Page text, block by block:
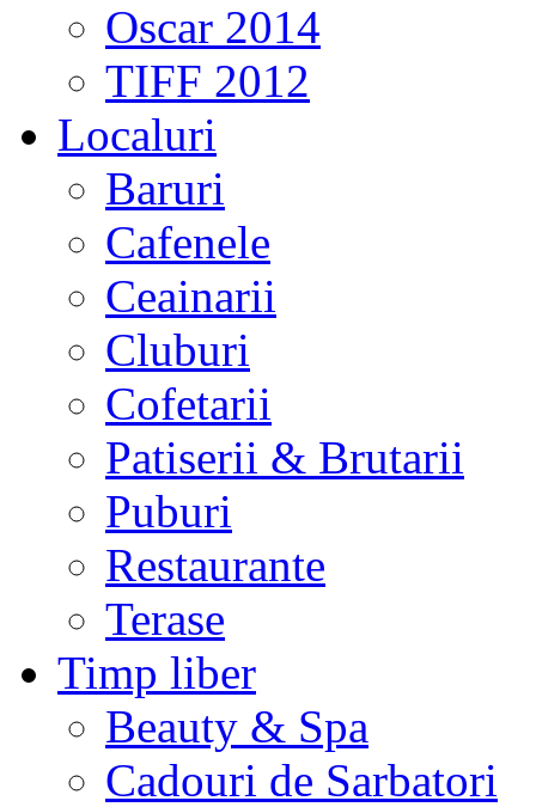
Oscar 2014
TIFF 2012
Localuri
Baruri
Cafenele
Ceainarii
Cluburi
Cofetarii
Patiserii & Brutarii
Puburi
Restaurante
Terase
Timp liber
Beauty & Spa
Cadouri de Sarbatori